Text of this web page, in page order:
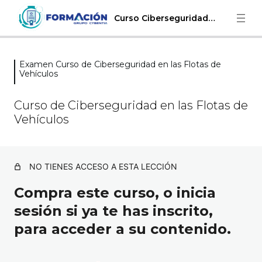
Curso Ciberseguridad Flotas de Vehículos
Módulo 1: Las flotas de vehículos:
El vehículo conectado
1 lección
Módulo 2: Las flotas de vehículos:
1 lección
Módulo 3: Las flotas de vehículos:
Medios tecnológicos empleados
Módulo 4: Las flotas de vehículos:
Examen Curso de Ciberseguridad en las Flotas de
Vehículos
Curso de Ciberseguridad en las Flotas de
Vehículos
NO TIENES ACCESO A ESTA LECCIÓN
Compra este curso, o inicia
sesión si ya te has inscrito,
para acceder a su contenido.